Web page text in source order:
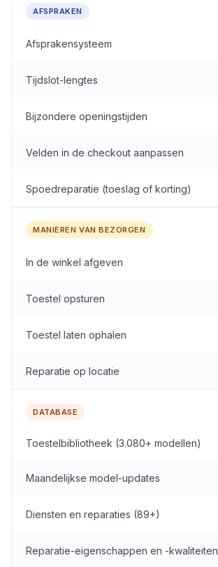
AFSPRAKEN
Afsprakensysteem
Tijdslot-lengtes
Bijzondere openingstijden
Velden in de checkout aanpassen
Spoedreparatie (toeslag of korting)
MANIEREN VAN BEZORGEN
In de winkel afgeven
Toestel opsturen
Toestel laten ophalen
Reparatie op locatie
DATABASE
Toestelbibliotheek (3.080+ modellen)
Maandelijkse model-updates
Diensten en reparaties (89+)
Reparatie-eigenschappen en -kwaliteiten